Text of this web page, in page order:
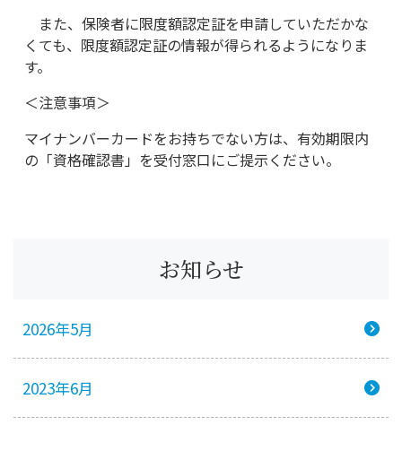
また、保険者に限度額認定証を申請していただかな
くても、限度額認定証の情報が得られるようになりま
す。
＜注意事項＞
マイナンバーカードをお持ちでない方は、有効期限内
の「資格確認書」を受付窓口にご提示ください。
お知らせ
2026年5月
2023年6月